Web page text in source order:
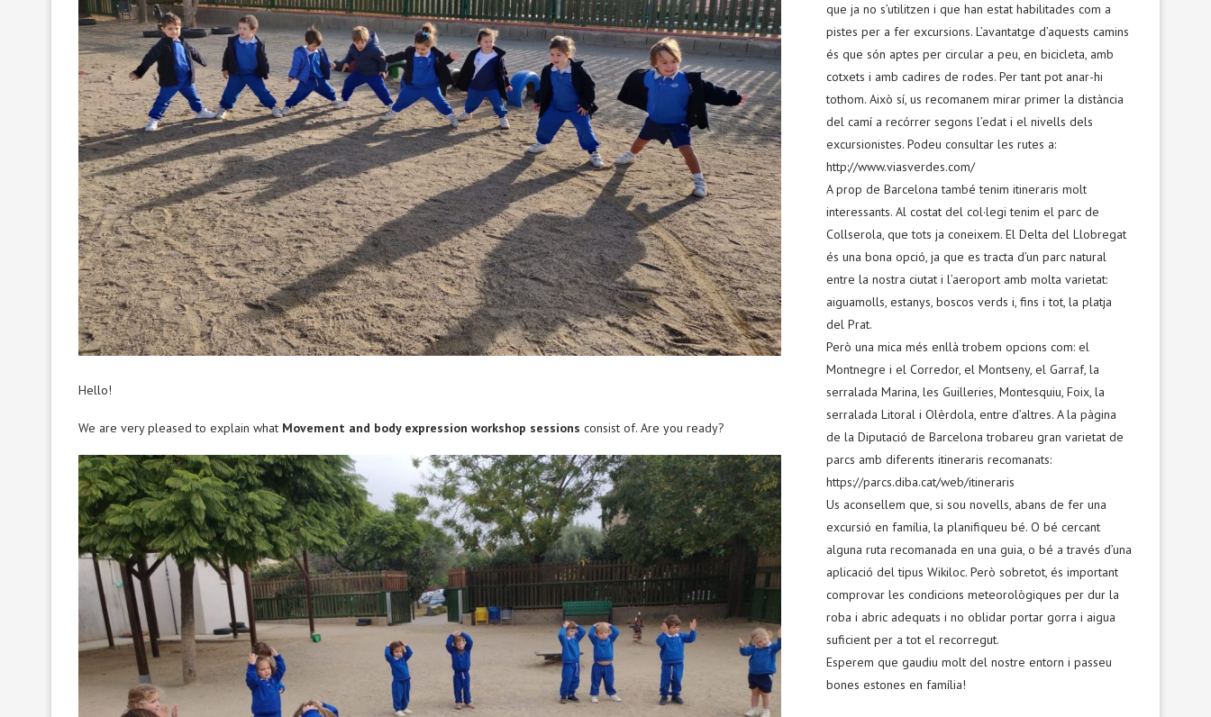
Hello!
We are very pleased to explain what Movement and body expression workshop sessions consist of. Are you ready?
que ja no s’utilitzen i que han estat habilitades com a
pistes per a fer excursions. L’avantatge d’aquests camins
és que són aptes per circular a peu, en bicicleta, amb
cotxets i amb cadires de rodes. Per tant pot anar-hi
tothom. Això sí, us recomanem mirar primer la distància
del camí a recórrer segons l’edat i el nivells dels
excursionistes. Podeu consultar les rutes a:
http://www.viasverdes.com/
A prop de Barcelona també tenim itineraris molt
interessants. Al costat del col·legi tenim el parc de
Collserola, que tots ja coneixem. El Delta del Llobregat
és una bona opció, ja que es tracta d’un parc natural
entre la nostra ciutat i l’aeroport amb molta varietat:
aiguamolls, estanys, boscos verds i, fins i tot, la platja
del Prat.
Però una mica més enllà trobem opcions com: el
Montnegre i el Corredor, el Montseny, el Garraf, la
serralada Marina, les Guilleries, Montesquiu, Foix, la
serralada Litoral i Olèrdola, entre d’altres. A la pàgina
de la Diputació de Barcelona trobareu gran varietat de
parcs amb diferents itineraris recomanats:
https://parcs.diba.cat/web/itineraris
Us aconsellem que, si sou novells, abans de fer una
excursió en família, la planifiqueu bé. O bé cercant
alguna ruta recomanada en una guia, o bé a través d’una
aplicació del tipus Wikiloc. Però sobretot, és important
comprovar les condicions meteorològiques per dur la
roba i abric adequats i no oblidar portar gorra i aigua
suficient per a tot el recorregut.
Esperem que gaudiu molt del nostre entorn i passeu
bones estones en família!